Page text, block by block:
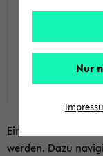
Ein oder meh­re­re
wer­den. Dazu
Nur